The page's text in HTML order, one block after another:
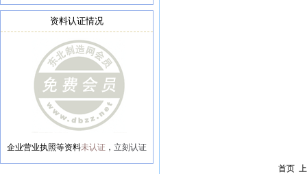
资料认证情况
企业营业执照等资料未认证 ， 立刻认证
首页